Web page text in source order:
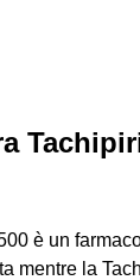
è un
mentre la